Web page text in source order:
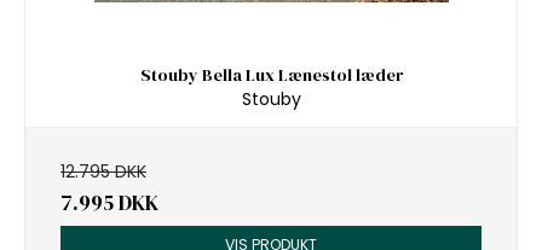
Stouby Bella Lux Lænestol læder
Stouby
12.795 DKK
7.995 DKK
VIS PRODUKT